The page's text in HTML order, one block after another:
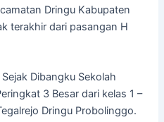
Dringu Kabupaten
terakhir dari pasangan H
Dibangku Sekolah
3 Besar dari kelas 1 –
Dringu Probolinggo.